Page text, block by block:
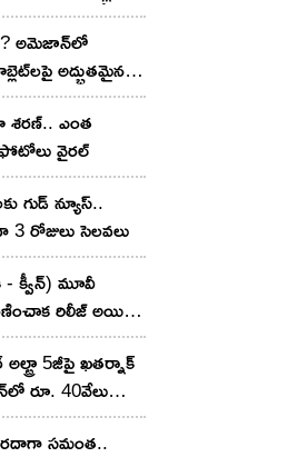
అమెజాన్‌లో
అద్భుతమైన
ఎంత
వైర‌ల్
గుడ్ న్యూస్..
3 రోజులు సెలవలు
- క్వీన్) మూవీ
రిలీజ్ అయిన
5జీపై ఖతర్నాక్
రూ. 40వేలు
సమంత‌..